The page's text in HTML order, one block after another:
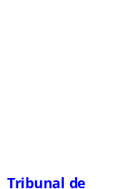
Tribunal de